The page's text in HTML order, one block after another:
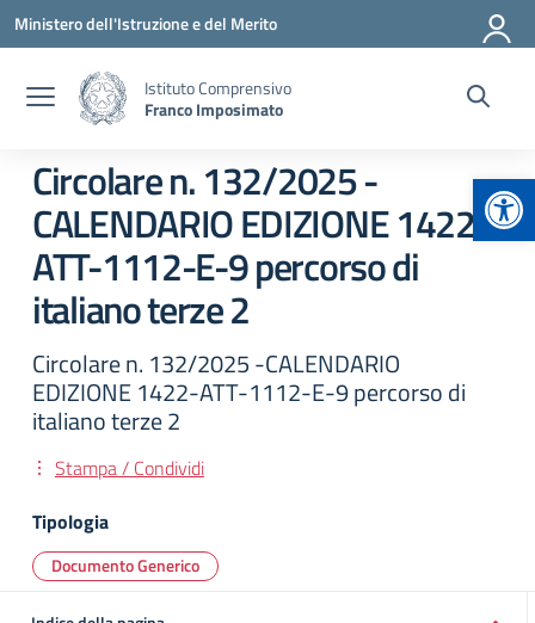
Vai ai contenuti
Vai al menu di navigazione
Vai al footer
Ministero dell'Istruzione e del Merito
Istituto Comprensivo
Franco Imposimato
Circolare n. 132/2025 -
CALENDARIO EDIZIONE 1422-
ATT-1112-E-9 percorso di
italiano terze 2
Circolare n. 132/2025 -CALENDARIO
EDIZIONE 1422-ATT-1112-E-9 percorso di
italiano terze 2
Stampa / Condividi
Tipologia
Documento Generico